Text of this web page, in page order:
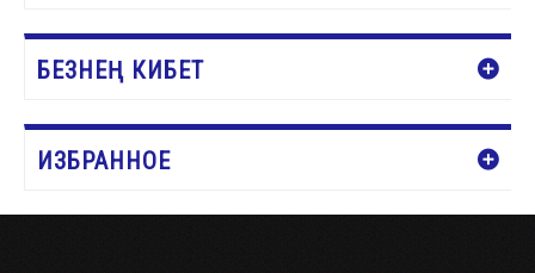
БЕЗНЕҢ КИБЕТ
ИЗБРАННОЕ